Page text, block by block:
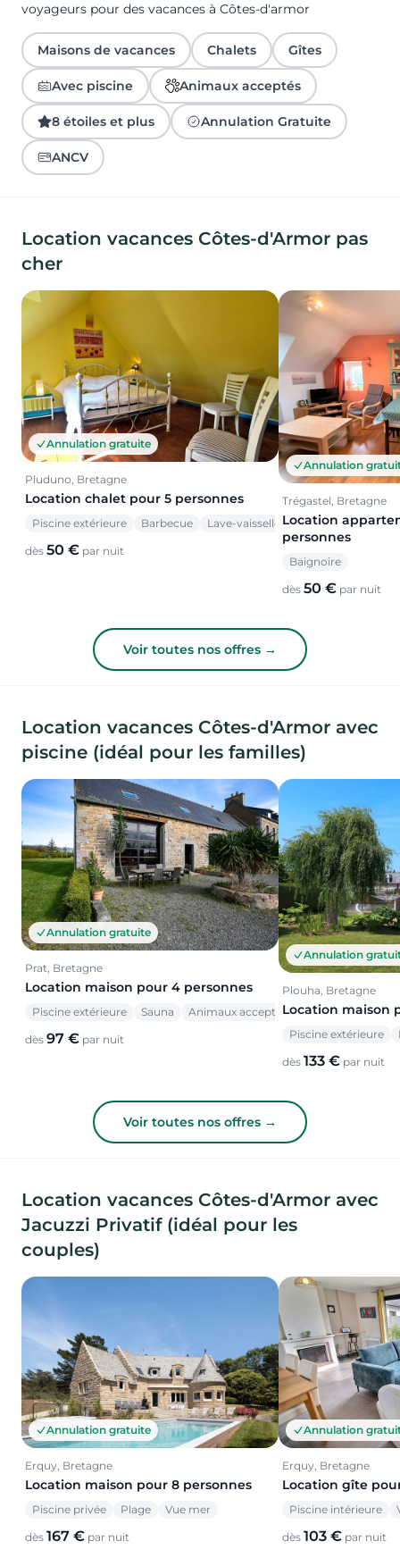
voyageurs pour des vacances à Côtes-d'armor
Maisons de vacances Chalets Gîtes
Avec piscine Animaux acceptés
8 étoiles et plus Annulation Gratuite
ANCV
Location vacances Côtes-d'Armor pas
cher
Annulation gratuite
Pluduno, Bretagne
Location chalet pour 5 personnes
Piscine extérieure Barbecue Lave-vaisselle
dès 50 € par nuit
Annulation
Trégastel, Bretagne
Location
personnes
Baignoire
dès 50 € par nuit
Voir toutes nos offres →
Location vacances Côtes-d'Armor avec
piscine (idéal pour les familles)
Annulation gratuite
Prat, Bretagne
Location maison pour 4 personnes
Piscine extérieure Sauna Animaux acceptés
dès 97 € par nuit
Annulation
Plouha, Bretagne
Location maison
Piscine extérieure
dès 133 € par nuit
Voir toutes nos offres →
Location vacances Côtes-d'Armor avec
Jacuzzi Privatif (idéal pour les
couples)
Annulation gratuite
Erquy, Bretagne
Location maison pour 8 personnes
Piscine privée Plage Vue mer
dès 167 € par nuit
Annulation
Erquy, Bretagne
Location gîte
Piscine intérieure
dès 103 € par nuit